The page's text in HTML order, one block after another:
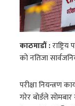
काठमाडौं :
को नतिजा
परीक्षा नियन्त्रण
गरेर बोर्डले